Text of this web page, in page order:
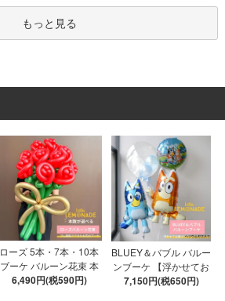
ツ52枚 推し活
もっと見る
ローズ 5本・7本・10本
ブーケ バルーン花束 本
数が選べる 【膨らませ
6,490円(税590円)
BLUEY＆バブル バルー
ンブーケ 【浮かせてお
届け】 ヘリウムガス入
7,150円(税650円)